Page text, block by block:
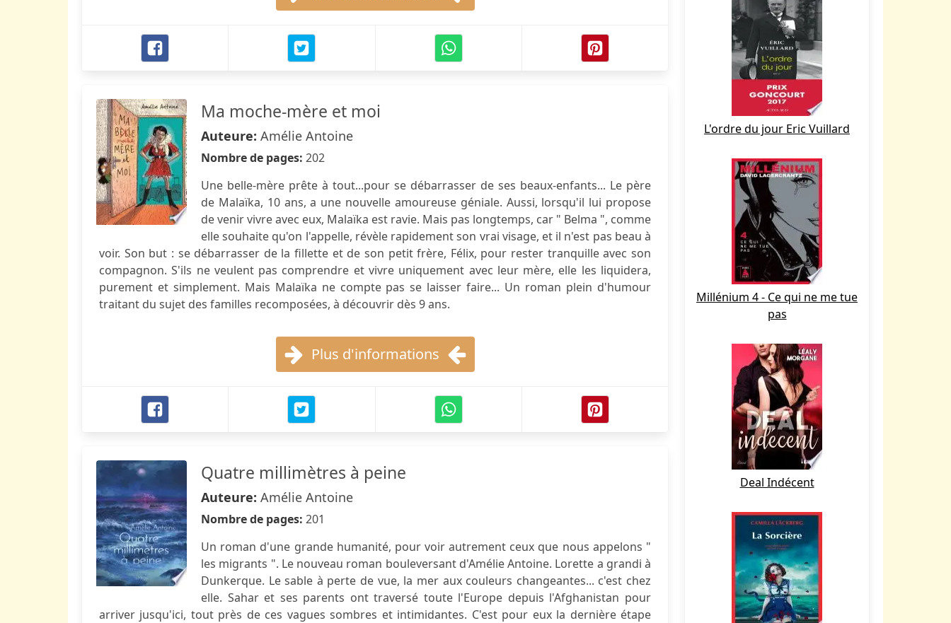
Ma moche-mère et moi
Auteure: Amélie Antoine
Nombre de pages: 202
Une belle-mère prête à tout...pour se débarrasser de ses beaux-enfants... Le père
de Malaïka, 10 ans, a une nouvelle amoureuse géniale. Aussi, lorsqu'il lui propose
de venir vivre avec eux, Malaïka est ravie. Mais pas longtemps, car " Belma ", comme
elle souhaite qu'on l'appelle, révèle rapidement son vrai visage, et il n'est pas beau à
voir. Son but : se débarrasser de la fillette et de son petit frère, Félix, pour rester tranquille avec son
compagnon. S'ils ne veulent pas comprendre et vivre uniquement avec leur mère, elle les liquidera,
purement et simplement. Mais Malaïka ne compte pas se laisser faire... Un roman plein d'humour
traitant du sujet des familles recomposées, à découvrir dès 9 ans.
Plus d'informations
Quatre millimètres à peine
Auteure: Amélie Antoine
Nombre de pages: 201
Un roman d'une grande humanité, pour voir autrement ceux que nous appelons "
les migrants ". Le nouveau roman bouleversant d'Amélie Antoine. Lorette a grandi à
Dunkerque. Le sable à perte de vue, la mer aux couleurs changeantes... c'est chez
elle. Sahar et ses parents ont traversé toute l'Europe depuis l'Afghanistan pour
arriver jusqu'ici, tout près de ces vagues sombres et intimidantes. C'est pour eux la dernière étape
L'ordre du jour Eric Vuillard
Millénium 4 - Ce qui ne me tue
pas
Deal Indécent